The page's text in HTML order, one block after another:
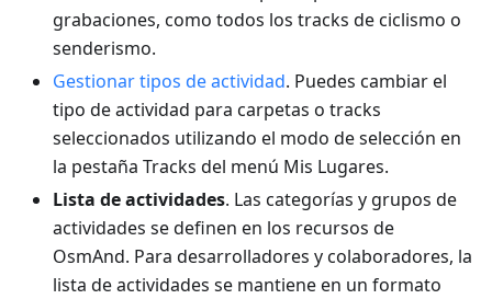
grabaciones, como todos los tracks de ciclismo o
senderismo.
Gestionar tipos de actividad. Puedes cambiar el
tipo de actividad para carpetas o tracks
seleccionados utilizando el modo de selección en
la pestaña Tracks del menú Mis Lugares.
Lista de actividades. Las categorías y grupos de
actividades se definen en los recursos de
OsmAnd. Para desarrolladores y colaboradores, la
lista de actividades se mantiene en un formato